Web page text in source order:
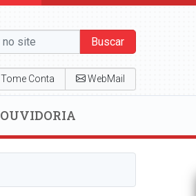
Buscar
Tome Conta WebMail
OUVIDORIA